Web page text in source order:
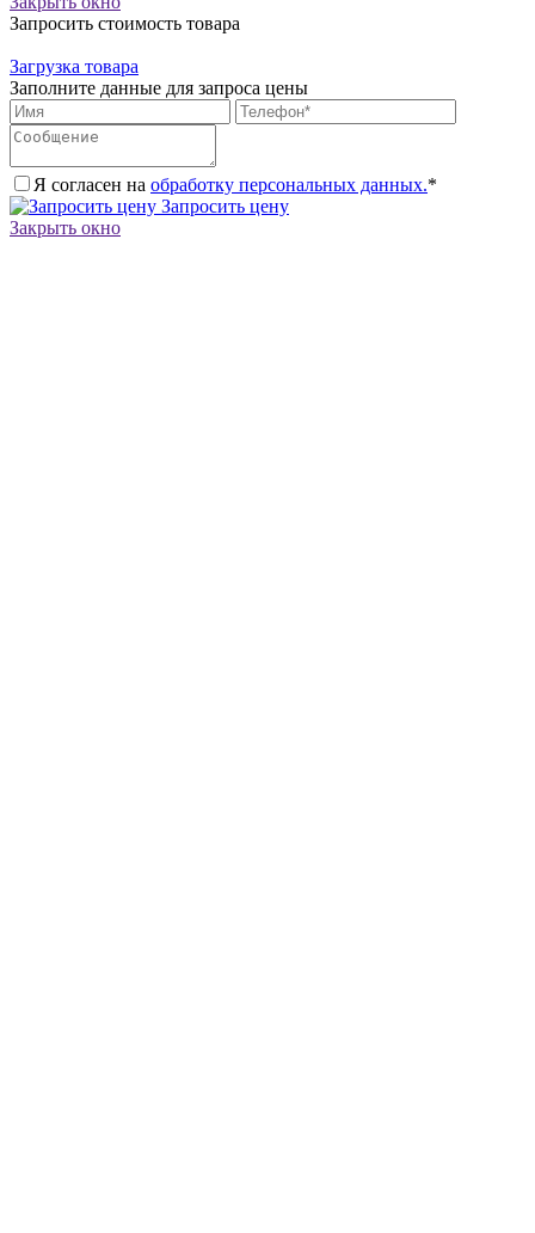
Запросить стоимость товара
Загрузка товара
Заполните данные для запроса цены
Я согласен на обработку персональных данных.*
Запросить цену
Закрыть окно